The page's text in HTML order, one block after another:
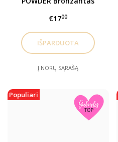
€1700
Į NORŲ SĄRAŠĄ
Populiari